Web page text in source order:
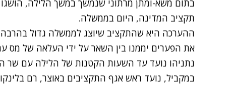
בתום משא-ומתן מרתוני שנמשך במשך הלילה,
תקציב המדינה, היום בממשלה.
ההערכה היא שהתקציב שיוצג לממשלה גדול
את הפערים יממנו בין השאר על ידי העלאה של מס
נתניהו נועד עד השעות הקטנות של הלילה עם שר
במקביל, נועד ראש אגף התקציבים באוצר, רם